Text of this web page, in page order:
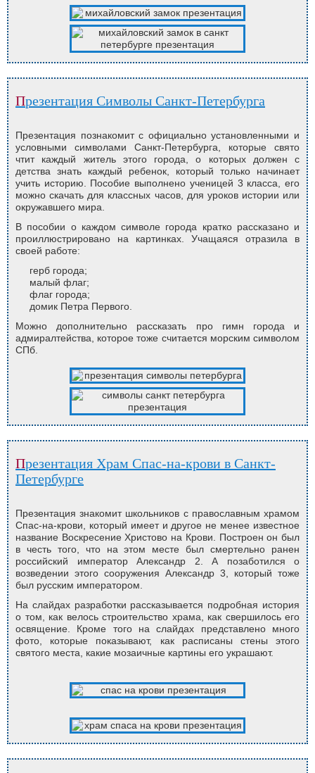
Презентация Символы Санкт-Петербурга
Презентация познакомит с официально установленными и
условными символами Санкт-Петербурга, которые свято
чтит каждый житель этого города, о которых должен с
детства знать каждый ребенок, который только начинает
учить историю. Пособие выполнено ученицей 3 класса, его
можно скачать для классных часов, для уроков истории или
окружавшего мира.
В пособии о каждом символе города кратко рассказано и
проиллюстрировано на картинках. Учащаяся отразила в
своей работе:
герб города;
малый флаг;
флаг города;
домик Петра Первого.
Можно дополнительно рассказать про гимн города и
адмиралтейства, которое тоже считается морским символом
СПб.
Презентация Храм Спас-на-крови в Санкт-
Петербурге
Презентация знакомит школьников с православным храмом
Спас-на-крови, который имеет и другое не менее известное
название Воскресение Христово на Крови. Построен он был
в честь того, что на этом месте был смертельно ранен
российский император Александр 2. А позаботился о
возведении этого сооружения Александр 3, который тоже
был русским императором.
На слайдах разработки рассказывается подробная история
о том, как велось строительство храма, как свершилось его
освящение. Кроме того на слайдах представлено много
фото, которые показывают, как расписаны стены этого
святого места, какие мозаичные картины его украшают.